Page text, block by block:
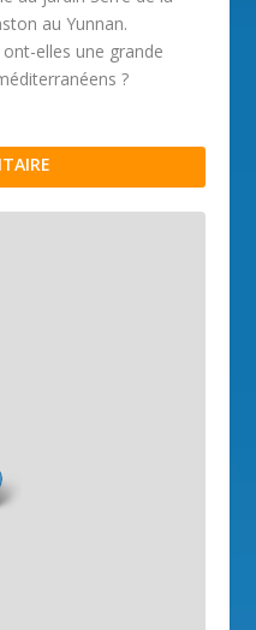
au Yunnan.
elles une grande
?